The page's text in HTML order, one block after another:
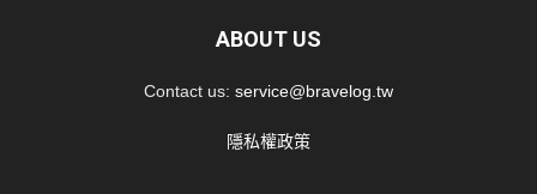
ABOUT US
Contact us: service@bravelog.tw
隱私權政策